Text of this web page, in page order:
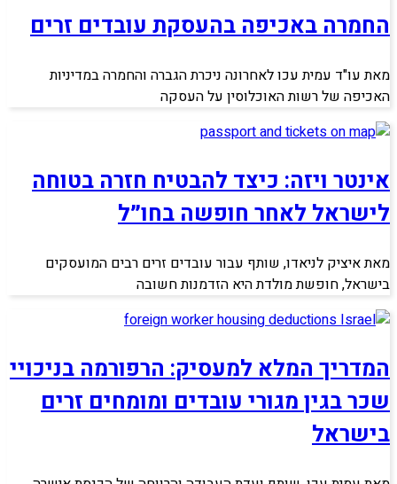
החמרה באכיפה בהעסקת עובדים זרים
מאת עו"ד עמית עכו לאחרונה ניכרת הגברה והחמרה במדיניות
האכיפה של רשות האוכלוסין על העסקה
אינטר ויזה: כיצד להבטיח חזרה בטוחה
לישראל לאחר חופשה בחו״ל
מאת איציק לניאדו, שותף עבור עובדים זרים רבים המועסקים
בישראל, חופשת מולדת היא הזדמנות חשובה
המדריך המלא למעסיק: הרפורמה בניכויי
שכר בגין מגורי עובדים ומומחים זרים
בישראל